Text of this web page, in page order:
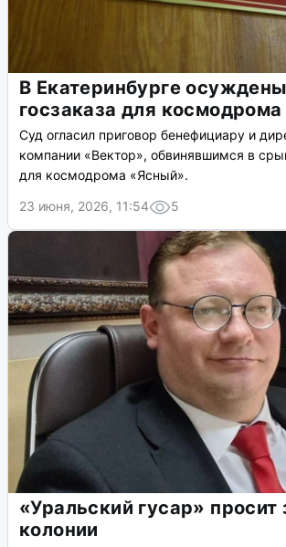
В Екатеринбурге
госзаказа для космодрома
Суд огласил приговор бенефициару и
компании «Вектор», обвинявшимся в
для космодрома «Ясный».
23 июня, 2026, 11:54
5
«Уральский гусар» просит
колонии